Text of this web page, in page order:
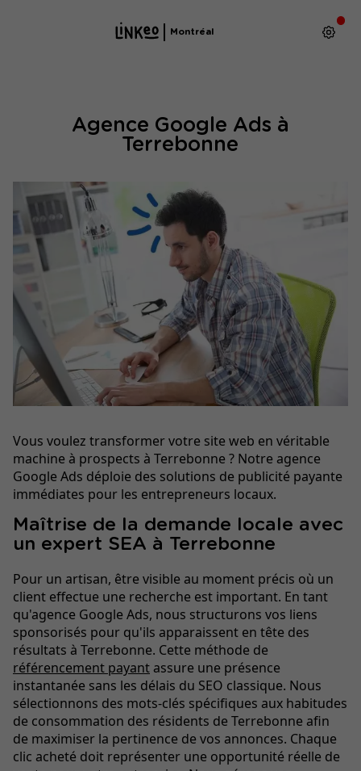
Montréal
Agence Google Ads à
Terrebonne
Vous voulez transformer votre site web en véritable
machine à prospects à Terrebonne ? Notre agence
Google Ads déploie des solutions de publicité payante
immédiates pour les entrepreneurs locaux.
Maîtrise de la demande locale avec
un expert SEA à Terrebonne
Pour un artisan, être visible au moment précis où un
client effectue une recherche est important. En tant
qu'agence Google Ads, nous structurons vos liens
sponsorisés pour qu'ils apparaissent en tête des
résultats à Terrebonne. Cette méthode de
référencement payant assure une présence
instantanée sans les délais du SEO classique. Nous
sélectionnons des mots-clés spécifiques aux habitudes
de consommation des résidents de Terrebonne afin
de maximiser la pertinence de vos annonces. Chaque
clic acheté doit représenter une opportunité réelle de